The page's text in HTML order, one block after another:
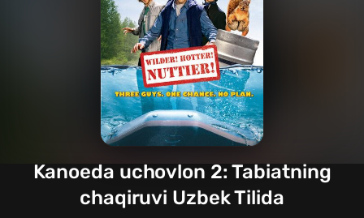
Kanoeda uchovlon 2: Tabiatning
chaqiruvi Uzbek Tilida